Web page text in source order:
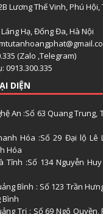
Lương Thế Vinh, Phú
Hạ, Đống Đa, Hà Nội
(Zalo ,Telegram)
0913.300.335
DIỆN
An :Số 63 Quang Trung,
Hóa :Số 29 Đại lộ Lê
Hóa
Tĩnh :Số 134 Nguyễn
Bình : Số 123 Trần
Bình
Trị : Số 69 Ngô